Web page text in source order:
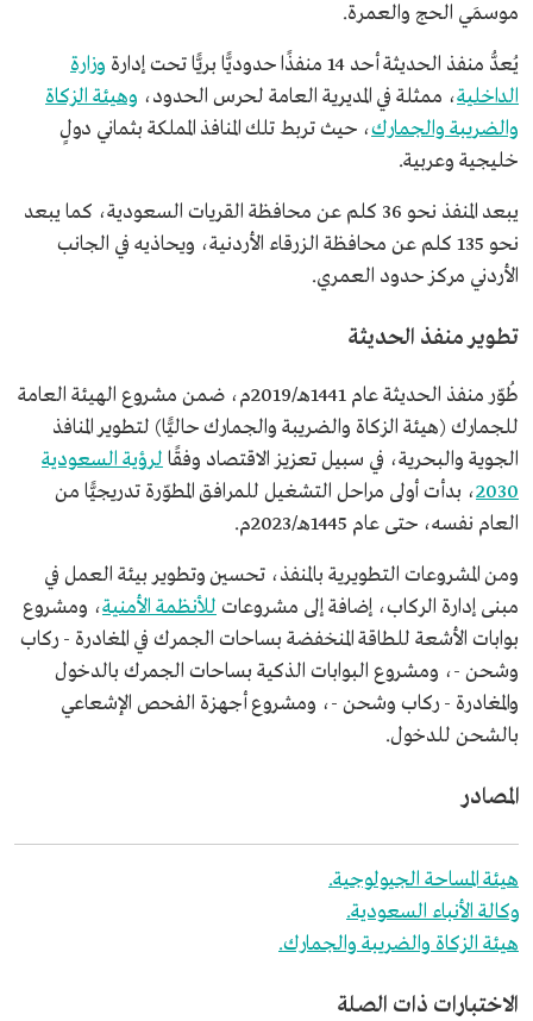
موسمَي الحج والعمرة.
يُعدُّ منفذ الحديثة أحد 14 منفذًا حدوديًّا بريًّا تحت إدارة
وزارة
الداخلية، ممثلة في المديرية العامة لحرس الحدود، وهيئة الزكاة
والضريبة والجمارك، حيث تربط تلك المنافذ المملكة بثماني دولٍ
خليجية وعربية.
يبعد المنفذ نحو 36 كلم عن محافظة القريات السعودية، كما يبعد
نحو 135 كلم عن محافظة الزرقاء الأردنية، ويحاذيه في الجانب
الأردني مركز حدود العمري.
تطوير منفذ الحديثة
طُوّر منفذ الحديثة عام 1441هـ/2019م، ضمن مشروع الهيئة العامة
للجمارك (هيئة الزكاة والضريبة والجمارك حاليًّا) لتطوير المنافذ
الجوية والبحرية، في سبيل تعزيز الاقتصاد وفقًا لرؤية السعودية
2030، بدأت أولى مراحل التشغيل للمرافق المطوّرة تدريجيًّا من
العام نفسه، حتى عام 1445هـ/2023م.
ومن المشروعات التطويرية بالمنفذ، تحسين وتطوير بيئة العمل في
مبنى إدارة الركاب، إضافة إلى مشروعات للأنظمة الأمنية، ومشروع
بوابات الأشعة للطاقة المنخفضة بساحات الجمرك في المغادرة - ركاب
وشحن -، ومشروع البوابات الذكية بساحات الجمرك بالدخول
والمغادرة - ركاب وشحن -، ومشروع أجهزة الفحص الإشعاعي
بالشحن للدخول.
المصادر
هيئة المساحة الجيولوجية.
وكالة الأنباء السعودية.
هيئة الزكاة والضريبة والجمارك.
الاختبارات ذات الصلة